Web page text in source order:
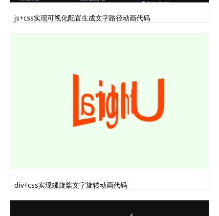
js+css实现可视化配置生成文字路径动画代码
div+css实现螺旋桨文字旋转动画代码